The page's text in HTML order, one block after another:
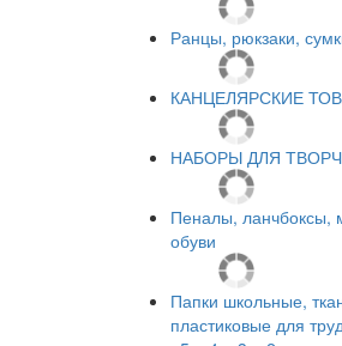
Ранцы, рюкзаки,
КАНЦЕЛЯРСКИЕ
НАБОРЫ ДЛЯ
Пеналы, ланчбоксы,
обуви
Папки школьные,
пластиковые для